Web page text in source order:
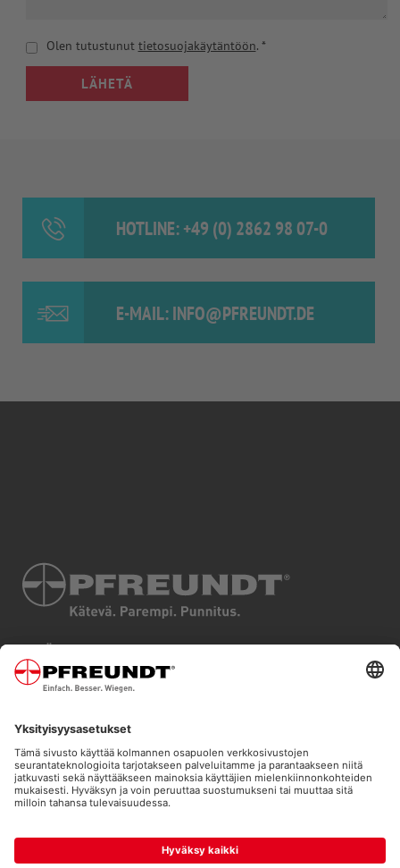
Olen tutustunut tietosuojakäytäntöön. *
LÄHETÄ
HOTLINE: +49 (0) 2862 98 07-0
E-MAIL: INFO@PFREUNDT.DE
JÄLKI
TIETOSUOJA
EHDOT JA EDELLYTYKSET
COOKIES
TUOTTEET
ONLINE SHOP